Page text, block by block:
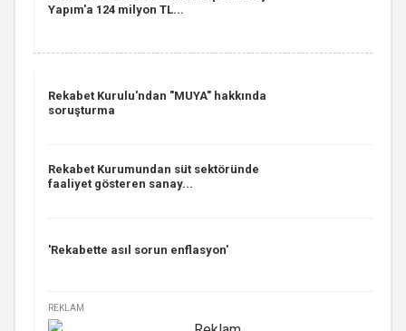
Yapım'a 124 milyon TL...
Rekabet Kurulu'ndan "MUYA" hakkında
soruşturma
Rekabet Kurumundan süt sektöründe
faaliyet gösteren sanay...
'Rekabette asıl sorun enflasyon'
REKLAM